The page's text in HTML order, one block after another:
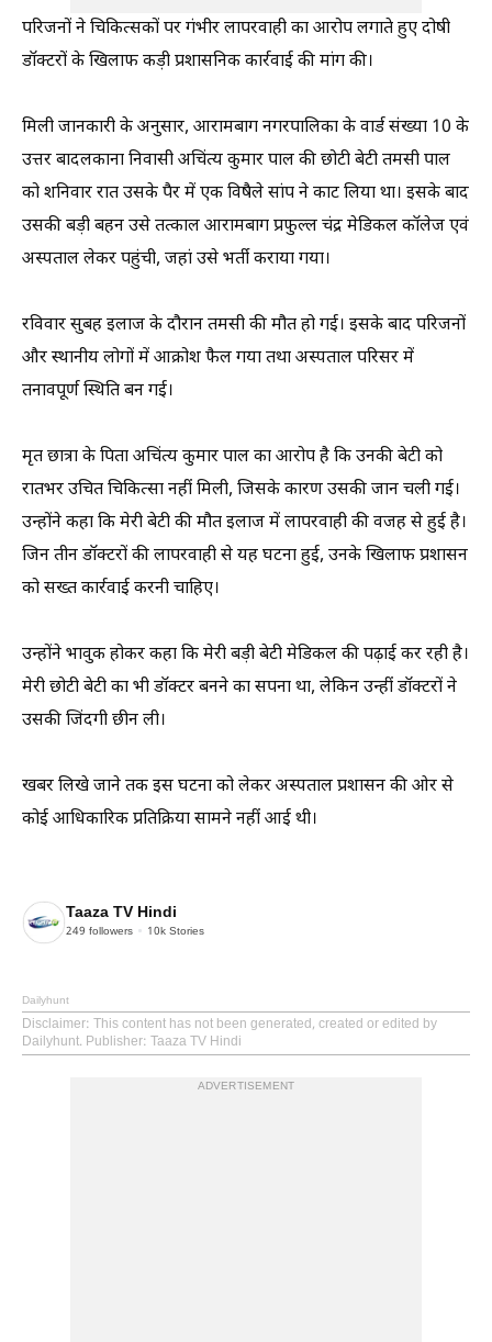
परिजनों ने चिकित्सकों पर गंभीर लापरवाही का आरोप लगाते हुए दोषी
डॉक्टरों के खिलाफ कड़ी प्रशासनिक कार्रवाई की मांग की।
मिली जानकारी के अनुसार, आरामबाग नगरपालिका के वार्ड संख्या 10 के
उत्तर बादलकाना निवासी अचिंत्य कुमार पाल की छोटी बेटी तमसी पाल
को शनिवार रात उसके पैर में एक विषैले सांप ने काट लिया था। इसके बाद
उसकी बड़ी बहन उसे तत्काल आरामबाग प्रफुल्ल चंद्र मेडिकल कॉलेज एवं
अस्पताल लेकर पहुंची, जहां उसे भर्ती कराया गया।
रविवार सुबह इलाज के दौरान तमसी की मौत हो गई। इसके बाद परिजनों
और स्थानीय लोगों में आक्रोश फैल गया तथा अस्पताल परिसर में
तनावपूर्ण स्थिति बन गई।
मृत छात्रा के पिता अचिंत्य कुमार पाल का आरोप है कि उनकी बेटी को
रातभर उचित चिकित्सा नहीं मिली, जिसके कारण उसकी जान चली गई।
उन्होंने कहा कि मेरी बेटी की मौत इलाज में लापरवाही की वजह से हुई है।
जिन तीन डॉक्टरों की लापरवाही से यह घटना हुई, उनके खिलाफ प्रशासन
को सख्त कार्रवाई करनी चाहिए।
उन्होंने भावुक होकर कहा कि मेरी बड़ी बेटी मेडिकल की पढ़ाई कर रही है।
मेरी छोटी बेटी का भी डॉक्टर बनने का सपना था, लेकिन उन्हीं डॉक्टरों ने
उसकी जिंदगी छीन ली।
खबर लिखे जाने तक इस घटना को लेकर अस्पताल प्रशासन की ओर से
कोई आधिकारिक प्रतिक्रिया सामने नहीं आई थी।
Taaza TV Hindi
249 followers 10k Stories
Dailyhunt
Disclaimer: This content has not been generated, created or edited by
Dailyhunt. Publisher: Taaza TV Hindi
ADVERTISEMENT